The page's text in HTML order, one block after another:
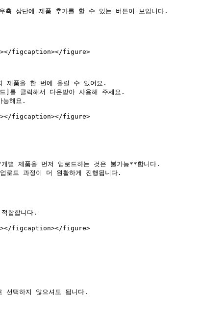
상단에 제품 추가를 할 수 있는 버튼이 보입니다.
figcaption></figure>
제품을 한 번에 올릴 수 있어요.
클릭해서 다운받아 사용해 주세요.
해요.
figcaption></figure>
별 제품을 먼저 업로드하는 것은 불가능**합니다.
로드 과정이 더 원활하게 진행됩니다.
합합니다.
figcaption></figure>
선택하지 않으셔도 됩니다.